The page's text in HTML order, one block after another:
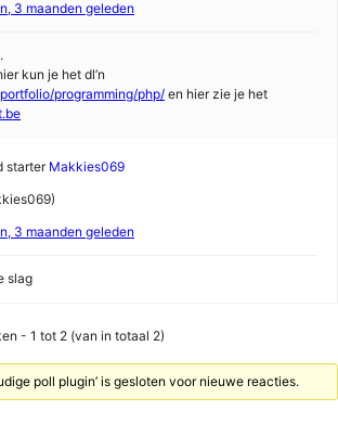
3 maanden geleden
kun je het dl’n
programming/php/ en hier zie je het
starter Makkies069
3 maanden geleden
slag
- 1 tot 2 (van in totaal 2)
poll plugin’ is gesloten voor nieuwe reacties.